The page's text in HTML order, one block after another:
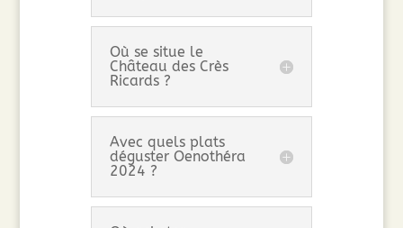
Où se situe le
Château des Crès
Ricards ?
Avec quels plats
déguster Oenothéra
2024 ?